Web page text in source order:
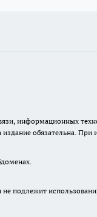
информационных
обязательна.
не подлежит